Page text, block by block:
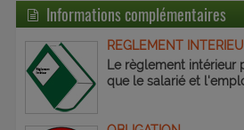
Informations complémentaires
REGLEMENT
Le règlement intérieur
que le salarié et